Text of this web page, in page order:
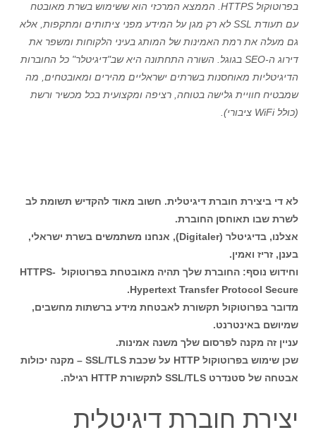
בפרוטוקול HTTPS. הממצא המרכזי הוא ששימוש בשרת מאובטח
עם תעודת SSL לא רק מגן על המידע מפני ציתותים ומתקפות, אלא
גם מעלה את רמת האמינות של המותג בעיני הלקוחות ומשפר את
דירוג ה-SEO בגוגל. השורה התחתונה היא שב"דיגיטלר" כל החוברות
הדיגיטליות מאוחסנות בשרתים ישראליים מהירים ומאובטחים, מה
שמבטיח חוויית גלישה בטוחה, רציפה ומקצועית בכל מכשיר ורשת
(כולל WiFi ציבורי).
לא די ביצירת חוברת דיגיטלית. חשוב מאוד להקדיש תשומת לב
לשרת שבו תאוחסן החוברת.
אצלנו, בדיגיטלר (Digitaler), אנחנו משתמשים בשרת ישראלי,
בענן, זריז ואמין.
וחידוש נוסף: החוברת שלך תהיה מאובטחת בפרוטוקול HTTPS-
Hypertext Transfer Protocol Secure.
מדובר בפרוטוקול תקשורת לאבטחת מידע ברשתות מחשבים,
שמיושם באינטרנט.
עניין זה מקנה לפרסום שלך משנה אמינות.
שכן שימוש בפרוטוקול HTTP על שכבת SSL/TLS – מקנה יכולות
אבטחה של סטנדרט SSL/TLS לתקשורת HTTP רגילה.
יצירת חוברת דיגיטלית